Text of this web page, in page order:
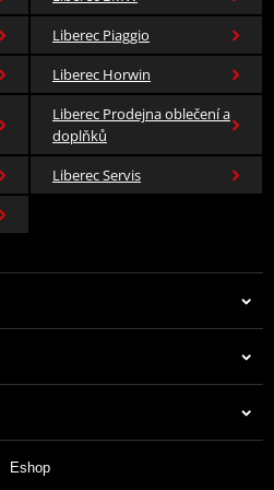
černá
100% polyester,bavlna
Liberec Piaggio
Liberec Horwin
Liberec Prodejna oblečení a
doplňků
Liberec Servis
Eshop